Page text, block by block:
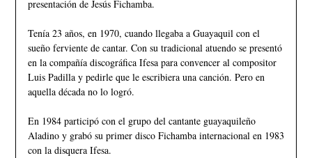
presentación de Jesús Fichamba.
Tenía 23 años, en 1970, cuando llegaba a Guayaquil con el
sueño ferviente de cantar. Con su tradicional atuendo se presentó
en la compañía discográfica Ifesa para convencer al compositor
Luis Padilla y pedirle que le escribiera una canción. Pero en
aquella década no lo logró.
En 1984 participó con el grupo del cantante guayaquileño
Aladino y grabó su primer disco Fichamba internacional en 1983
con la disquera Ifesa.